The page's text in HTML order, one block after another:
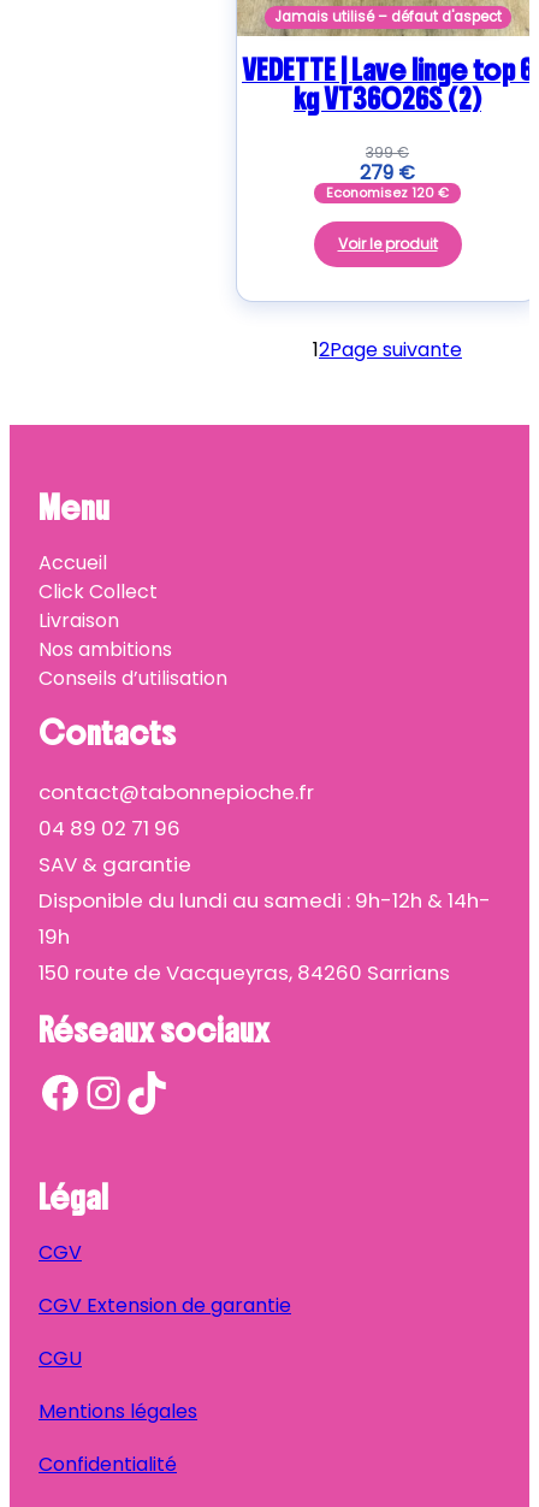
Jamais utilisé – défaut d'aspect
VEDETTE | Lave linge top 6
kg VT36026S (2)
399€
279 €
Economisez120€
Voir le produit
12Page suivante
Menu
Accueil
Click Collect
Livraison
Nos ambitions
Conseils d’utilisation
Contacts
contact@tabonnepioche.fr
04 89 02 71 96
SAV & garantie
Disponible du lundi au samedi : 9h-12h & 14h-
19h
150 route de Vacqueyras, 84260 Sarrians
Réseaux sociaux
Facebook InstagramTikTok
Légal
CGV
CGV Extension de garantie
CGU
Mentions légales
Confidentialité